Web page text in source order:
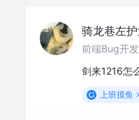
骑龙巷左
前端Bug开
剑来1216怎
上班摸鱼